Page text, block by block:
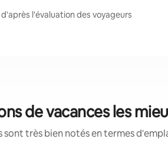
l'évaluation des voyageurs
de vacances les
sont très bien notés en termes